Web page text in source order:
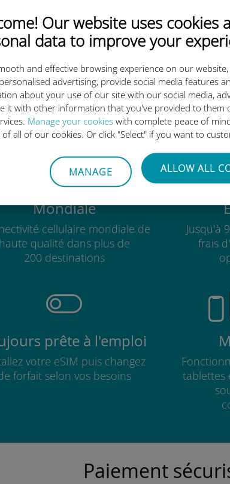
Our website uses cookies
data to improve your
and effective browsing experience on our
advertising, provide social media features
about your use of our site with our social media,
it with other information that you've provided to them
Manage your cookies with complete peace of
all of our cookies. Or click "Select" if you want to
MANAGE ALLOW ALL
et installer l'eSIM Ubigi.
Efficace !
l'eSIM
Mondiale
cellulaire mondiale de
haute qualité dans plus de
200 destinations
Jusqu'à
frais
prête à l'emploi
votre eSIM puis changez
forfait selon vos besoins
tablettes
Paiement